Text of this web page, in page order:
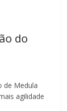
do
de Medula
agilidade